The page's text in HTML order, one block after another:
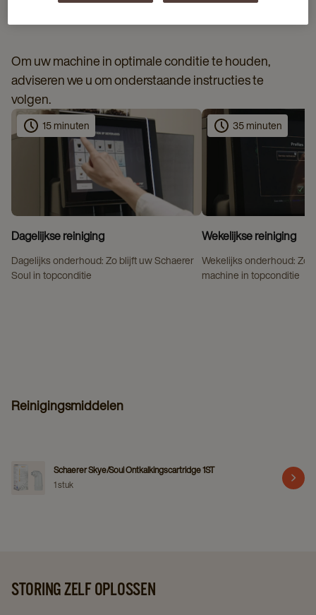
SCHOONMAAKINSTRUCTIES
Om uw machine in optimale conditie te houden,
adviseren we u om onderstaande instructies te
volgen.
15 minuten
Dagelijkse reiniging
Dagelijks onderhoud: Zo blijft uw Schaerer
Soul in topconditie
35 minuten
Wekelijkse reiniging
Wekelijks onderhoud: Zo
machine in topconditie
Reinigingsmiddelen
Schaerer Skye/Soul Ontkalkingscartridge 1ST
1 stuk
STORING ZELF OPLOSSEN